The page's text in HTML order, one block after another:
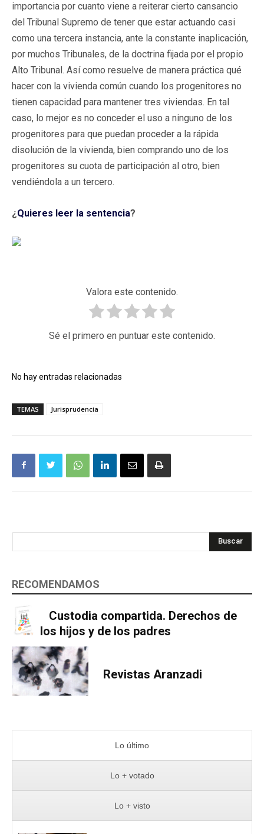
importancia por cuanto viene a reiterar cierto cansancio
del Tribunal Supremo de tener que estar actuando casi
como una tercera instancia, ante la constante inaplicación,
por muchos Tribunales, de la doctrina fijada por el propio
Alto Tribunal. Así como resuelve de manera práctica qué
hacer con la vivienda común cuando los progenitores no
tienen capacidad para mantener tres viviendas. En tal
caso, lo mejor es no conceder el uso a ninguno de los
progenitores para que puedan proceder a la rápida
disolución de la vivienda, bien comprando uno de los
progenitores su cuota de participación al otro, bien
vendiéndola a un tercero.
¿Quieres leer la sentencia?
Valora este contenido.
Sé el primero en puntuar este contenido.
No hay entradas relacionadas
TEMAS Jurisprudencia
Buscar
RECOMENDAMOS
Custodia compartida. Derechos de
los hijos y de los padres
Revistas Aranzadi
Lo último
Lo + votado
Lo + visto